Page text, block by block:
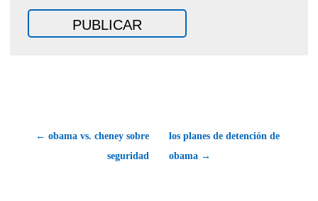
← obama vs. cheney sobre
seguridad
los planes de detención de
obama →